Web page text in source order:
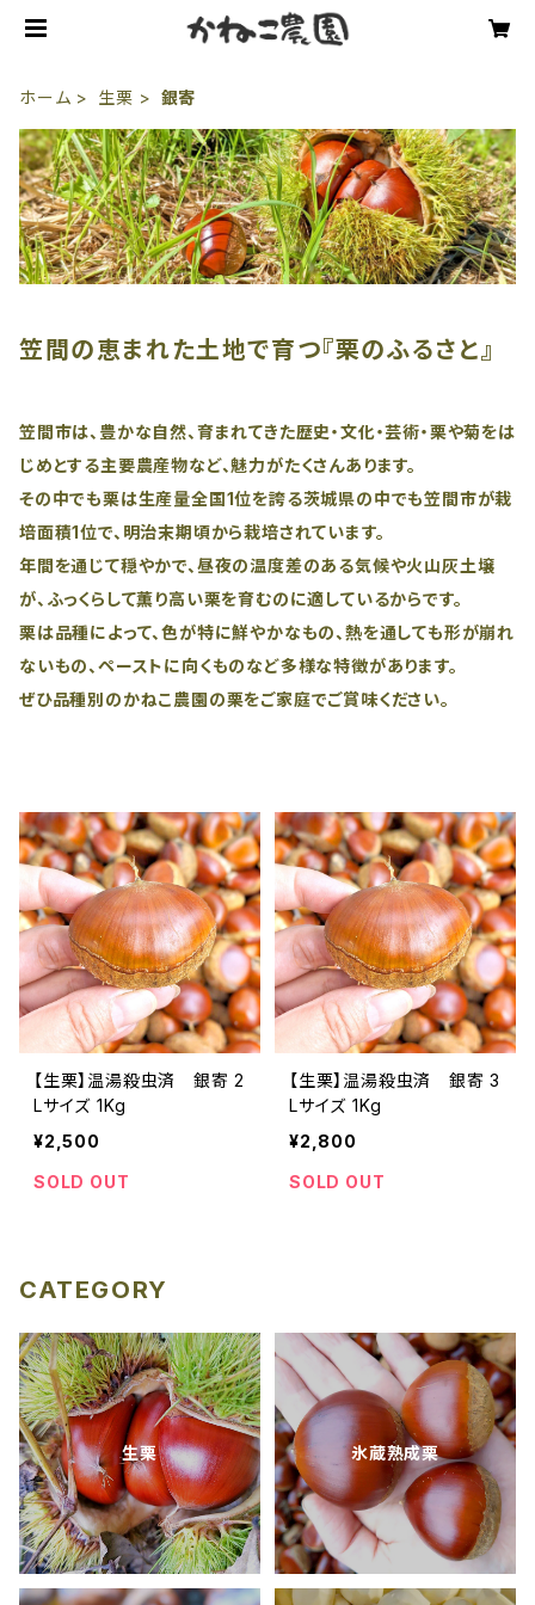
ホーム 生栗 銀寄
笠間の恵まれた土地で育つ『栗のふるさと』
笠間市は、豊かな自然、育まれてきた歴史・文化・芸術・栗や菊をは
じめとする主要農産物など、魅力がたくさんあります。
その中でも栗は生産量全国1位を誇る茨城県の中でも笠間市が栽
培面積1位で、明治末期頃から栽培されています。
年間を通じて穏やかで、昼夜の温度差のある気候や火山灰土壌
が、ふっくらして薫り高い栗を育むのに適しているからです。
栗は品種によって、色が特に鮮やかなもの、熱を通しても形が崩れ
ないもの、ペーストに向くものなど多様な特徴があります。
ぜひ品種別のかねこ農園の栗をご家庭でご賞味ください。
【生栗】温湯殺虫済 銀寄 2
Lサイズ 1Kg
¥2,500
SOLD OUT
【生栗】温湯殺虫済 銀寄 3
Lサイズ 1Kg
¥2,800
SOLD OUT
CATEGORY
生栗 氷蔵熟成栗